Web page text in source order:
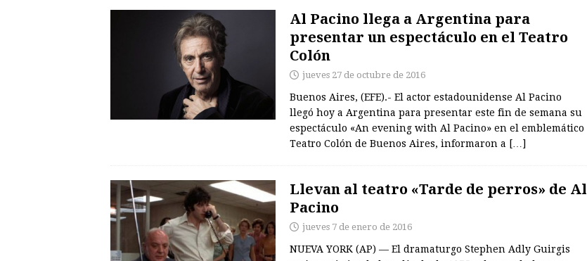
Al Pacino llega a Argentina para
presentar un espectáculo en el Teatro
Colón
jueves 27 de octubre de 2016
Buenos Aires, (EFE).- El actor estadounidense Al Pacino
llegó hoy a Argentina para presentar este fin de semana su
espectáculo «An evening with Al Pacino» en el emblemático
Teatro Colón de Buenos Aires, informaron a […]
Llevan al teatro «Tarde de perros» de Al
Pacino
jueves 7 de enero de 2016
NUEVA YORK (AP) — El dramaturgo Stephen Adly Guirgis